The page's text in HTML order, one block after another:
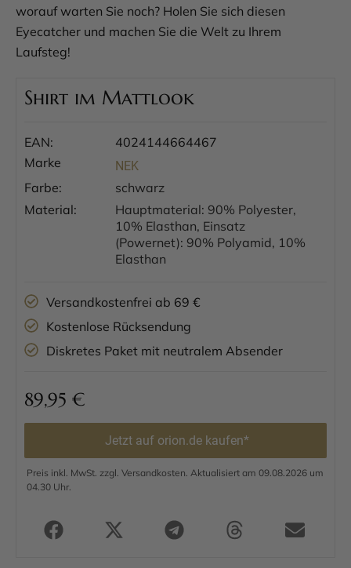
worauf warten Sie noch? Holen Sie sich diesen
Eyecatcher und machen Sie die Welt zu Ihrem
Laufsteg!
Shirt im Mattlook
EAN:
4024144664467
Marke
NEK
Farbe:
schwarz
Material:
Hauptmaterial: 90% Polyester,
10% Elasthan, Einsatz
(Powernet): 90% Polyamid, 10%
Elasthan
Versandkostenfrei ab 69 €
Kostenlose Rücksendung
Diskretes Paket mit neutralem Absender
89,95 €
Jetzt auf orion.de kaufen*
Preis inkl. MwSt. zzgl. Versandkosten. Aktualisiert am 09.08.2026 um
04.30 Uhr.